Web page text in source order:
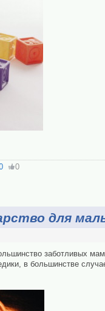
0
для
заботливых
в большинстве